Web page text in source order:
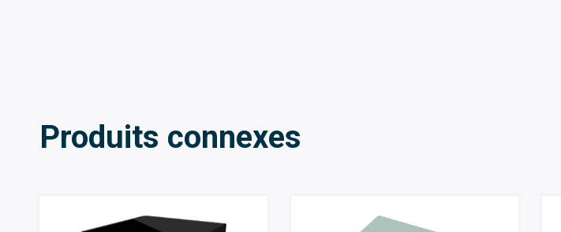
Produits connexes